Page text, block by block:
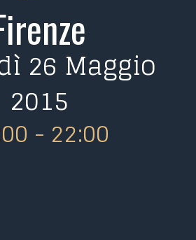
26 Maggio
2015
- 22:00